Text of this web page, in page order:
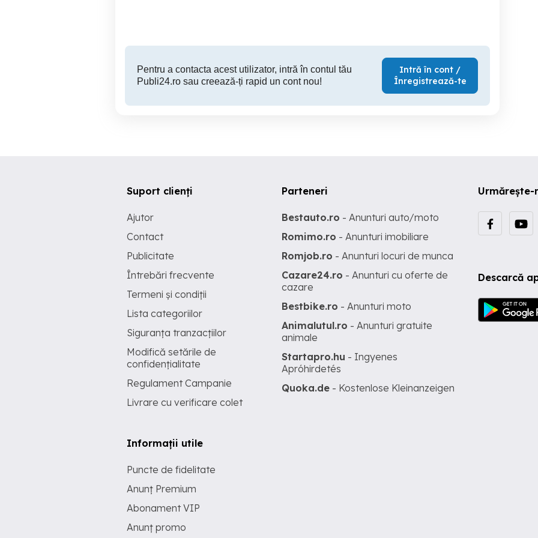
Pentru a contacta acest utilizator, intră în contul tău
Publi24.ro sau creează-ți rapid un cont nou!
Intră în cont /
Înregistrează-te
Urmărește-
Descarcă
Suport clienți
Ajutor
Contact
Publicitate
Întrebări frecvente
Termeni și condiții
Lista categoriilor
Siguranța tranzacțiilor
Modifică setările de
confidențialitate
Regulament Campanie
Livrare cu verificare colet
Informații utile
Puncte de fidelitate
Anunț Premium
Abonament VIP
Anunț promo
Parteneri
Bestauto.ro - Anunturi auto/moto
Romimo.ro - Anunturi imobiliare
Romjob.ro - Anunturi locuri de munca
Cazare24.ro - Anunturi cu oferte de
cazare
Bestbike.ro - Anunturi moto
Animalutul.ro - Anunturi gratuite
animale
Startapro.hu - Ingyenes
Apróhirdetés
Quoka.de - Kostenlose Kleinanzeigen